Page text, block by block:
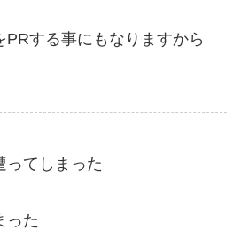
する事にもなりますから
ってしまった
った